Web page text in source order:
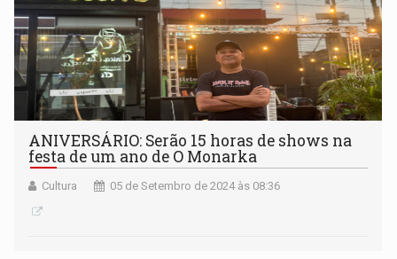
ANIVERSÁRIO: Serão 15 horas de shows na
festa de um ano de O Monarka
Cultura 05 de Setembro de 2024 às 08:36